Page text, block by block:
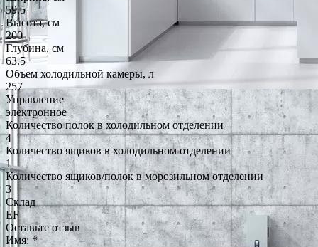
59.5
Высота, см
200
Глубина, см
63.5
Объем холодильной камеры, л
257
Управление
электронное
Количество полок в холодильном отделении
4
Количество ящиков в холодильном отделении
1
Количество ящиков/полок в морозильном отделении
3
Склад
EF
Оставьте отзыв
Имя: *